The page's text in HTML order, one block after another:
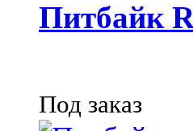
Питбайк
Под заказ